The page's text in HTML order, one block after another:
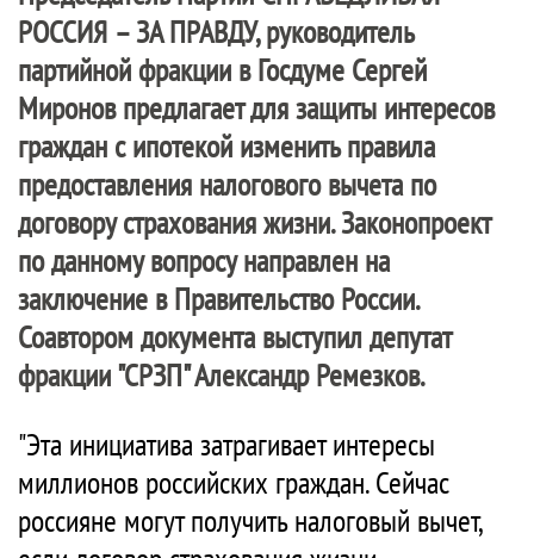
РОССИЯ – ЗА ПРАВДУ, руководитель
партийной фракции в Госдуме Сергей
Миронов предлагает для защиты интересов
граждан с ипотекой изменить правила
предоставления налогового вычета по
договору страхования жизни. Законопроект
по данному вопросу направлен на
заключение в Правительство России.
Соавтором документа выступил депутат
фракции "СРЗП" Александр Ремезков.
"Эта инициатива затрагивает интересы
миллионов российских граждан. Сейчас
россияне могут получить налоговый вычет,